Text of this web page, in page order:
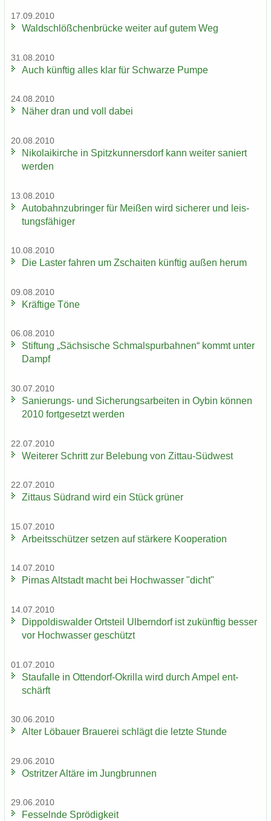
17.09.2010
Wald­schlöß­chen­brü­cke wei­ter auf gutem Weg
31.08.2010
Auch künf­tig alles klar für Schwar­ze Pumpe
24.08.2010
Näher dran und voll dabei
20.08.2010
Ni­ko­lai­kir­che in Spitz­kun­ners­dorf kann wei­ter sa­niert
wer­den
13.08.2010
Au­to­bahn­zu­brin­ger für Mei­ßen wird si­che­rer und leis­
tungs­fä­hi­ger
10.08.2010
Die Las­ter fah­ren um Zschai­ten künf­tig außen herum
09.08.2010
Kräf­ti­ge Töne
06.08.2010
Stif­tung „Säch­si­sche Schmal­spur­bah­nen“ kommt unter
Dampf
30.07.2010
Sanierungs-​ und Si­che­rungs­ar­bei­ten in Oybin kön­nen
2010 fort­ge­setzt wer­den
22.07.2010
Wei­te­rer Schritt zur Be­le­bung von Zittau-​Südwest
22.07.2010
Zit­taus Süd­rand wird ein Stück grü­ner
15.07.2010
Ar­beits­schüt­zer set­zen auf stär­ke­re Ko­ope­ra­ti­on
14.07.2010
Pirnas Alt­stadt macht bei Hoch­was­ser "dicht"
14.07.2010
Di­ppol­dis­wal­der Orts­teil Ulb­ern­dorf ist zu­künf­tig bes­ser
vor Hoch­was­ser ge­schützt
01.07.2010
Stau­f­al­le in Ottendorf-​Okrilla wird durch Ampel ent­
schärft
30.06.2010
Alter Lö­bau­er Braue­rei schlägt die letz­te Stun­de
29.06.2010
Ost­rit­zer Al­tä­re im Jung­brun­nen
29.06.2010
Fes­seln­de Sprö­dig­keit